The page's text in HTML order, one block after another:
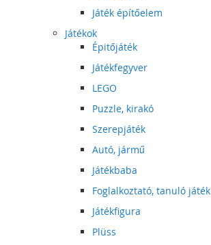
Játék építőelem
Játékok
Épitőjáték
Játékfegyver
LEGO
Puzzle, kirakó
Szerepjáték
Autó, jármű
Játékbaba
Foglalkoztató, tanuló játék
Játékfigura
Plüss